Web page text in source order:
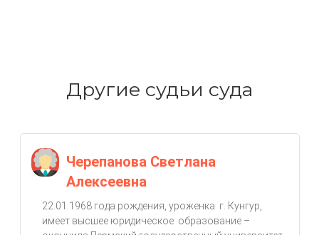
Другие судьи суда
Черепанова Светлана
Алексеевна
22.01.1968 года рождения, уроженка г. Кунгур,
имеет высшее юридическое образование –